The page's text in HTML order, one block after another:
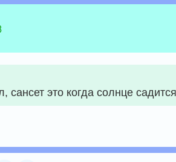
сансет это когда солнце садится